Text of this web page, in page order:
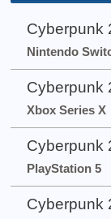
Cyberpunk
Nintendo
Cyberpunk
Xbox Series X
Cyberpunk
PlayStation 5
Cyberpunk